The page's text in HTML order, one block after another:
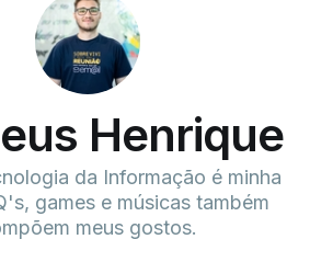
Henrique
da Informação é minha
games e músicas também
meus gostos.